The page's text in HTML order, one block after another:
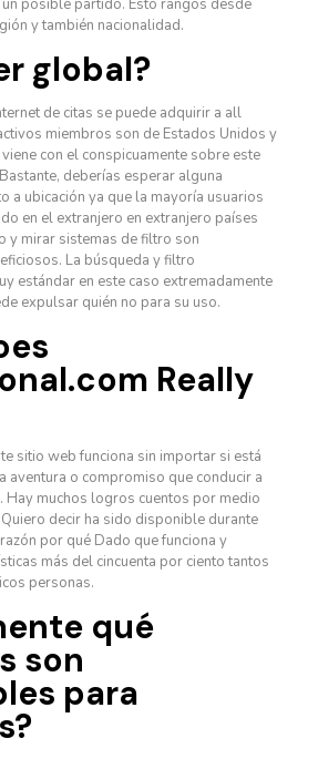
posible partido. Esto rangos desde
y también nacionalidad.
global?
de citas se puede adquirir a all
miembros son de Estados Unidos y
con el conspicuamente sobre este
deberías esperar alguna
a ubicación ya que la mayoría usuarios
en el extranjero en extranjero países
y mirar sistemas de filtro son
La búsqueda y filtro
estándar en este caso extremadamente
expulsar quién no para su uso.
Really
sitio web funciona sin importar si está
aventura o compromiso que conducir a
Hay muchos logros cuentos por medio
decir ha sido disponible durante
por qué Dado que funciona y
más del cincuenta por ciento tantos
personas.
qué
son
para